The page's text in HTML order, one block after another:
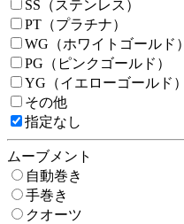
SS（ステンレス）
PT（プラチナ）
WG（ホワイトゴールド）
PG（ピンクゴールド）
YG（イエローゴールド）
その他
指定なし
ムーブメント
自動巻き
手巻き
クオーツ